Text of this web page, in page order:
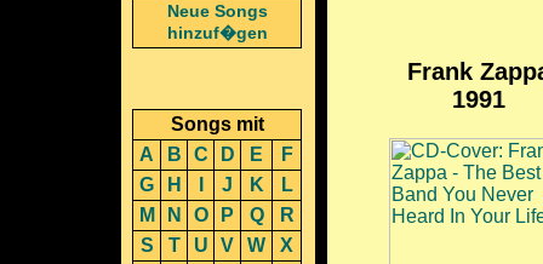
Frank
1991
Neue Songs
hinzuf�gen
Songs mit
A
B C D E
F
G
H J K
L
M
N O P Q
R
S
T U V W
X